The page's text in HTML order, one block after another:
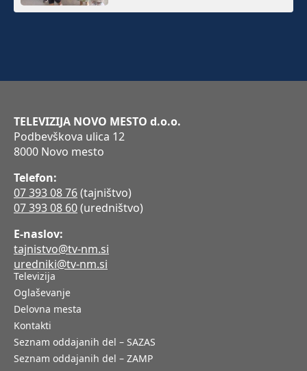
TELEVIZIJA NOVO MESTO d.o.o.
Podbevškova ulica 12
8000 Novo mesto
Telefon:
07 393 08 76(tajništvo)
07 393 08 60(uredništvo)
E-naslov:
tajnistvo@tv-nm.si
uredniki@tv-nm.si
Televizija
Oglaševanje
Delovna mesta
Kontakti
Seznam oddajanih del – SAZAS
Seznam oddajanih del – ZAMP